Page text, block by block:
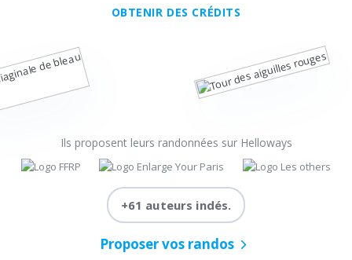
OBTENIR DES CRÉDITS
Ils proposent leurs randonnées sur Helloways
+61 auteurs indés.
Proposer vos randos